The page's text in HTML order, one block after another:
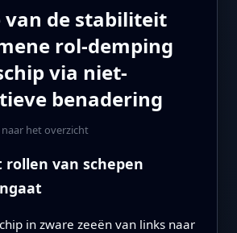
van de stabiliteit
rol-demping
via niet-
benadering
naar het overzicht
rollen van schepen
in zware zeeën van links naar